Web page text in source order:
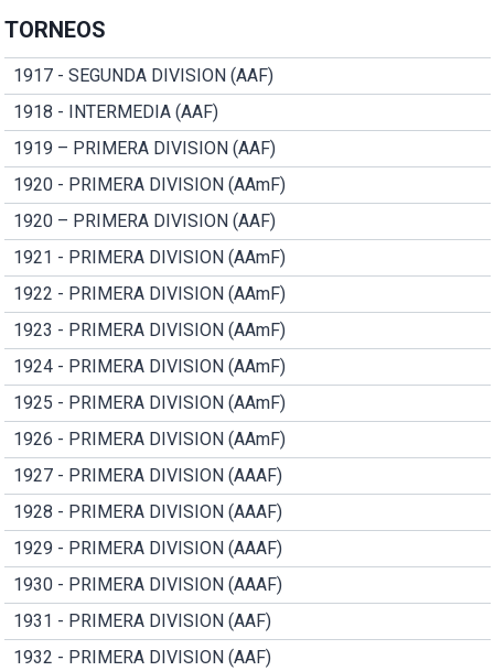
TORNEOS
1917 - SEGUNDA DIVISION (AAF)
1918 - INTERMEDIA (AAF)
1919 – PRIMERA DIVISION (AAF)
1920 - PRIMERA DIVISION (AAmF)
1920 – PRIMERA DIVISION (AAF)
1921 - PRIMERA DIVISION (AAmF)
1922 - PRIMERA DIVISION (AAmF)
1923 - PRIMERA DIVISION (AAmF)
1924 - PRIMERA DIVISION (AAmF)
1925 - PRIMERA DIVISION (AAmF)
1926 - PRIMERA DIVISION (AAmF)
1927 - PRIMERA DIVISION (AAAF)
1928 - PRIMERA DIVISION (AAAF)
1929 - PRIMERA DIVISION (AAAF)
1930 - PRIMERA DIVISION (AAAF)
1931 - PRIMERA DIVISION (AAF)
1932 - PRIMERA DIVISION (AAF)